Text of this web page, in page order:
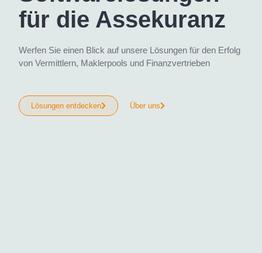
für die Assekuranz
Werfen Sie einen Blick auf unsere Lösungen für den Erfolg
von Vermittlern, Maklerpools und Finanzvertrieben
Lösungen entdecken Über uns